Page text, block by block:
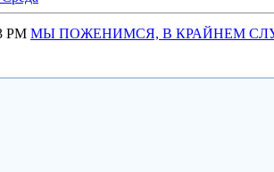
PM МЫ ПОЖЕНИМСЯ, В КРАЙНЕМ